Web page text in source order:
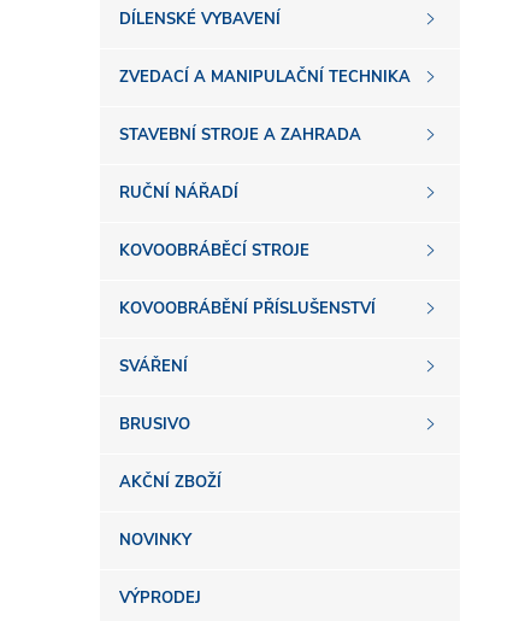
a
n
n
p
a
n
DÍLENSKÉ VYBAVENÍ
ZVEDACÍ A MANIPULAČNÍ TECHNIKA
STAVEBNÍ STROJE A ZAHRADA
RUČNÍ NÁŘADÍ
KOVOOBRÁBĚCÍ STROJE
KOVOOBRÁBĚNÍ PŘÍSLUŠENSTVÍ
SVÁŘENÍ
BRUSIVO
AKČNÍ ZBOŽÍ
NOVINKY
VÝPRODEJ